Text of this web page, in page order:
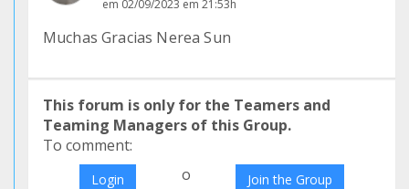
em 02/09/2023 em 21:53h
Muchas Gracias Nerea Sun
This forum is only for the Teamers and
Teaming Managers of this Group.
To comment:
Login o Join the Group